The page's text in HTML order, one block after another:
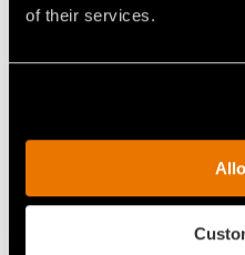
of their services.